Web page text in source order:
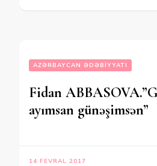
AZƏRBAYCAN ƏDƏBIYYATI
Fidan
ayımsan günəşimsən”
14 FEVRAL 2017